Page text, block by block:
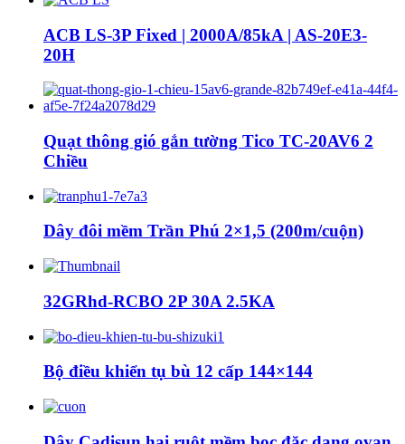
ACB LS-3P Fixed | 2000A/85kA | AS-20E3-
20H
Quạt thông gió gắn tường Tico TC-20AV6 2
Chiều
Dây đôi mềm Trần Phú 2×1,5 (200m/cuộn)
32GRhd-RCBO 2P 30A 2.5KA
Bộ điều khiển tụ bù 12 cấp 144×144